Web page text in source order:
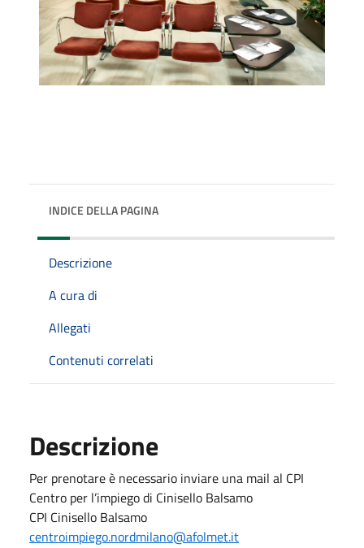
INDICE DELLA PAGINA
Descrizione
A cura di
Allegati
Contenuti correlati
Descrizione
Per prenotare è necessario inviare una mail al CPI
Centro per l’impiego di Cinisello Balsamo
CPI Cinisello Balsamo
centroimpiego.nordmilano@afolmet.it